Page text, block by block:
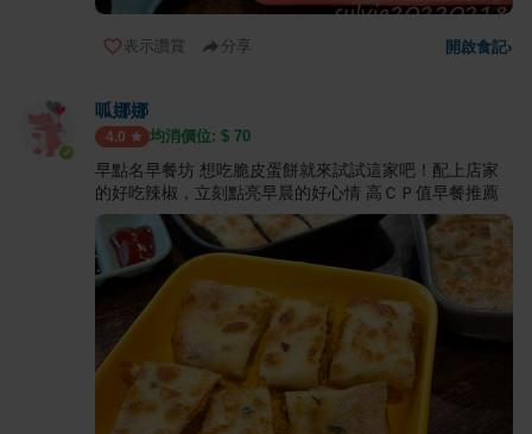
表示讚賞 分享 開啟食記›
呱娜娜
4.0 均消價位: $ 70
早點名早餐坊 想吃脆皮蛋餅就來試試這家吧！配上店家
的好吃辣椒，立刻點亮早晨的好心情 高ＣＰ值早餐推薦